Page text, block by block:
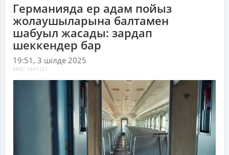
Германияда ер адам пойыз
жолаушыларына балтамен
шабуыл жасады: зардап
шеккендер бар
19:51, 3 шілде 2025
MKZ: 1491321